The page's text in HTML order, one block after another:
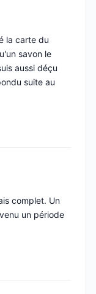
la carte du
savon le
aussi déçu
suite au
complet. Un
un période